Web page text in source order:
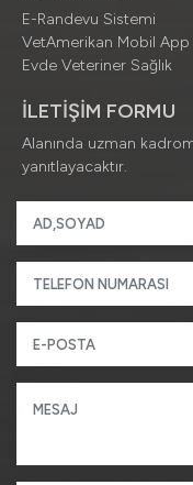
E-Randevu Sistemi
VetAmerikan Mobil App
Evde Veteriner Sağlık
İLETİŞİM FORMU
Alanında uzman
yanıtlayacaktır.